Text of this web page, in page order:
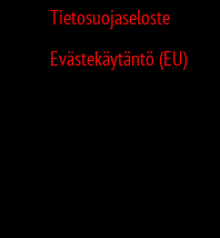
Tietosuojaseloste
Evästekäytäntö (EU)